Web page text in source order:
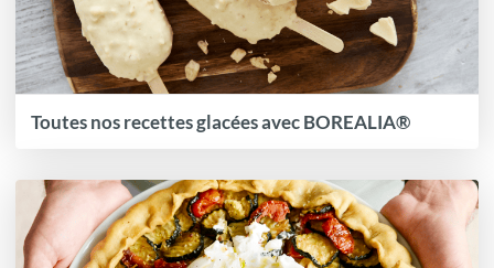
Toutes nos recettes glacées avec BOREALIA®